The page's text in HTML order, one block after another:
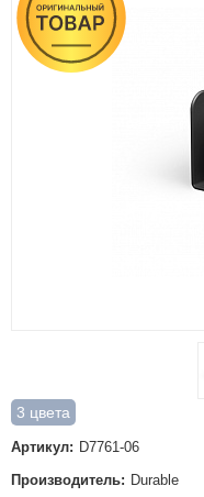
3 цвета
Артикул: D7761-06
Производитель: Durable